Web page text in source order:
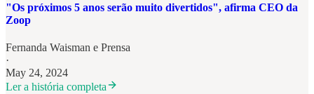
"Os próximos 5 anos serão muito divertidos", afirma CEO da
Zoop
Fernanda Waisman e Prensa
·
May 24, 2024
Ler a história completa